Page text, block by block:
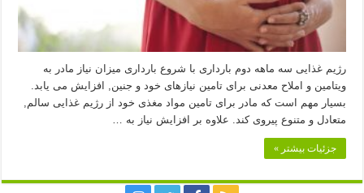
رژیم غذایی سه ماهه دوم بارداری با شروع بارداری میزان نیاز مادر به
ویتامین و املاح معدنی برای تامین نیازهای خود و جنین, افزایش می یابد.
بسیار مهم است که مادر برای تامین مواد مغذی خود از رژیم غذایی سالم,
متعادل و متنوع پیروی کند. علاوه بر افزایش نیاز به …
جزئیات بیشتر »